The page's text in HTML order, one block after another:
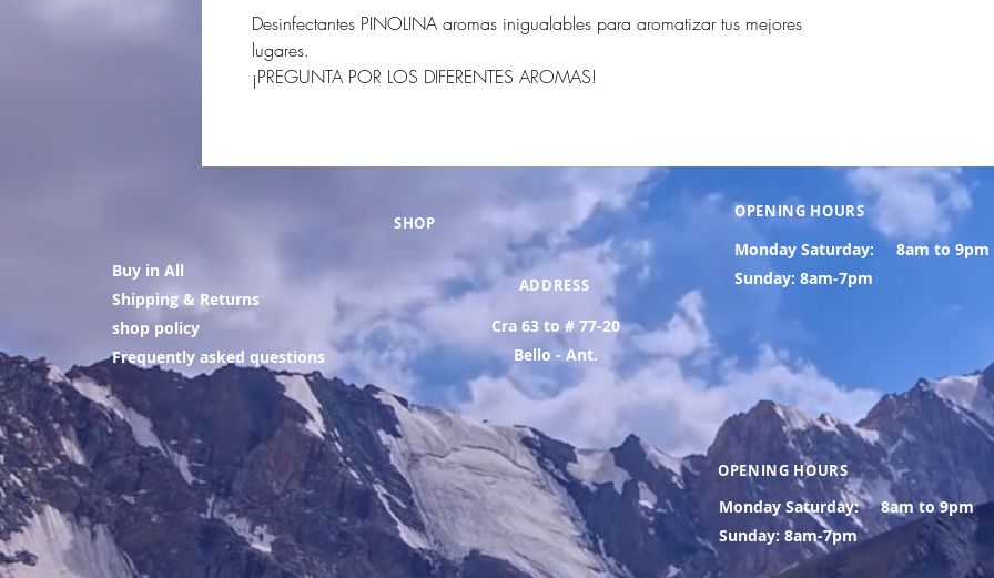
Desinfectantes PINOLINA aromas inigualables para aromatizar tus mejores
lugares.
¡PREGUNTA POR LOS DIFERENTES AROMAS!
SHOP
Buy in All
Shipping & Returns
shop policy
Frequently asked questions
ADDRESS
Cra 63 to # 77-20
Bello - Ant.
OPENING HOURS
Monday Saturday:
8am to 9pm
Sunday: 8am-7pm
OPENING HOURS
Monday Saturday:
8am to 9pm
Sunday: 8am-7pm